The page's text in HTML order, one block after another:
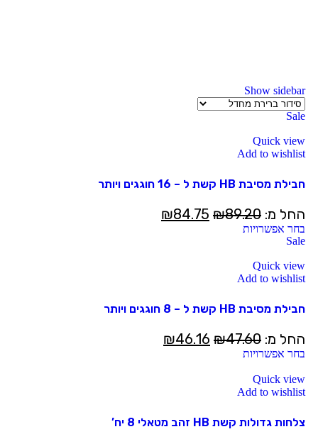
Show sidebar
Sale
Quick view
Add to wishlist
חבילת מסיבת HB קשת ל – 16 חוגגים ויותר
החל מ: ₪89.20
₪84.75
בחר אפשרויות
Sale
Quick view
Add to wishlist
חבילת מסיבת HB קשת ל – 8 חוגגים ויותר
החל מ: ₪47.60
₪46.16
בחר אפשרויות
Quick view
Add to wishlist
צלחות גדולות קשת HB זהב מטאלי 8 יח’